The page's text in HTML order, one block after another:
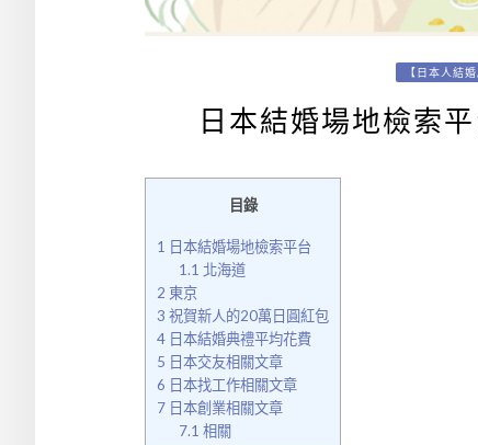
【日本人結
日本結婚場地檢索
目錄
1 日本結婚場地檢索平台
1.1 北海道
2 東京
3 祝賀新人的20萬日圓紅包
4 日本結婚典禮平均花費
5 日本交友相關文章
6 日本找工作相關文章
7 日本創業相關文章
7.1 相關